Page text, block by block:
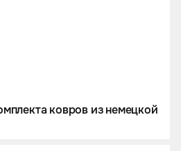
ковров из немецкой